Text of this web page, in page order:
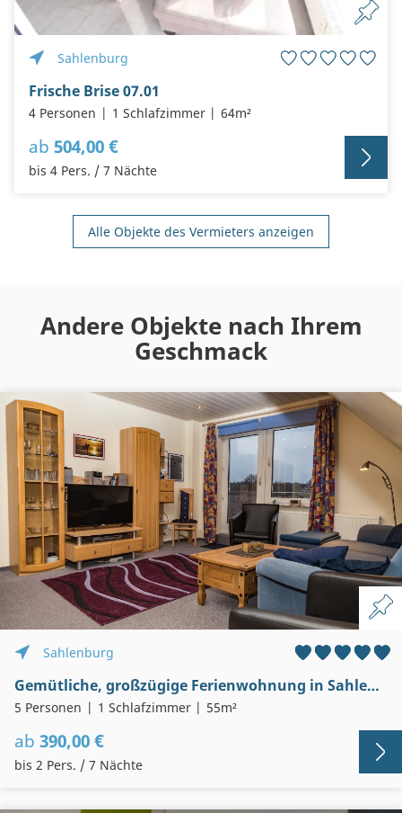
Sahlenburg
Frische Brise 07.01
4 Personen 1 Schlafzimmer 64m²
ab 504,00 €
bis 4 Pers. / 7 Nächte
Alle Objekte des Vermieters anzeigen
Andere Objekte nach Ihrem
Geschmack
Sahlenburg
Gemütliche, großzügige Ferienwohnung in Sahlenburg
5 Personen 1 Schlafzimmer 55m²
ab 390,00 €
bis 2 Pers. / 7 Nächte